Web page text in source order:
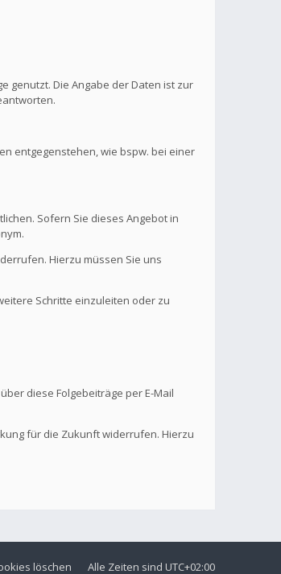
genutzt. Die Angabe der Daten ist zur
entgegenstehen, wie bspw. bei einer
Sofern Sie dieses Angebot in
Hierzu müssen Sie uns
Schritte einzuleiten oder zu
diese Folgebeiträge per E-Mail
für die Zukunft widerrufen. Hierzu
Alle Zeiten sind UTC+02:00
löschen